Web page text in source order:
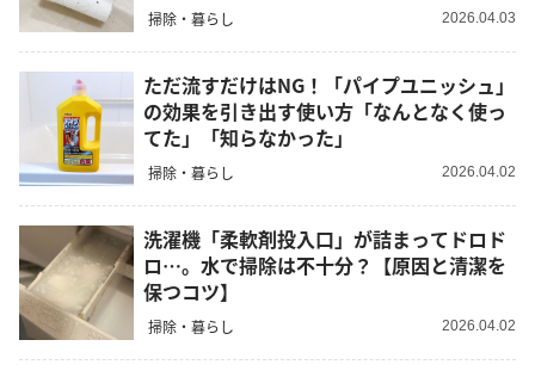
掃除・暮らし 2026.04.03
ただ流すだけはNG！「パイプユニッシュ」
の効果を引き出す使い方「なんとなく使っ
てた」「知らなかった」
掃除・暮らし 2026.04.02
洗濯機「柔軟剤投入口」が詰まってドロド
ロ…。水で掃除は不十分？【原因と清潔を
保つコツ】
掃除・暮らし 2026.04.02